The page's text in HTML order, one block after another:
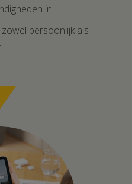
in.
persoonlijk als